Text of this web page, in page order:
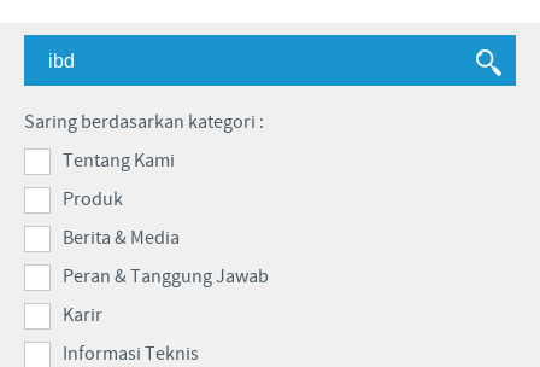
Produksi
Keberadaan Ceva di dunia
Sapi
Informasi lain
Berita Kegiatan
PERAN & TANGGUNG JAWAB
Fokus pada peranan
Kerja sama bisnis dan ilmiah
Kontribusi
Program pendukung
KARIR
Pekerjaan utama kami
Lowongan Pekerjaan
Pengembangan Diri
Saring berdasarkan kategori :
Tentang Kami
Produk
Berita & Media
Peran & Tanggung Jawab
Karir
Informasi Teknis